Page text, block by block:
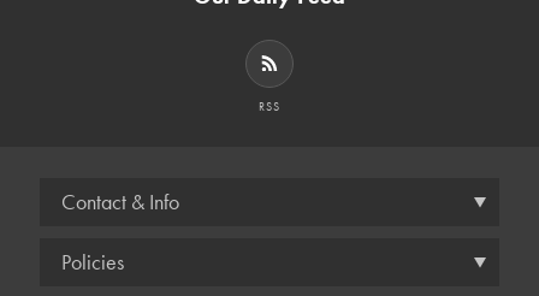
RSS
Contact & Info
Policies